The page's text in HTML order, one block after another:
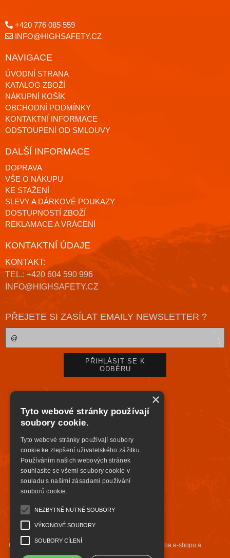
+420 776 085 559
INFO@HIGHSAFETY.CZ
NAVIGACE
ÚVODNÍ STRANA
KATALOG ZBOŽÍ
NÁKUPNÍ KOŠÍK
OBCHODNÍ PODMÍNKY
KONTAKTNÍ INFORMACE
ODSTOUPENÍ OD SMLOUVY
DALŠÍ INFORMACE
DOPRAVA
VŠE O NÁKUPU
KE STAŽENÍ
SLEVY A DÁRKOVÉ POUKAZY
DOSTUPNOSTÍ ZBOŽÍ
REKLAMACE A VRÁCENÍ
KONTAKTNÍ ÚDAJE
KONTAKT:
TEL.: +420 604 590 996
INFO@HIGHSAFETY.CZ
PŘEJETE SI ZASÍLAT EMAILY NEWSLETTER ?
Copyright © tvorba e-shopu a
×
Tyto webové stránky používají
soubory cookie.
Tyto webové stránky používají soubory
cookie ke zlepšení uživatelského zážitku.
Používáním našich webových stránek
souhlasíte se všemi soubory cookie v
souladu s našimi zásadami používání
souborů cookie.
NEZBYTNĚ NUTNÉ SOUBORY
VÝKONOVÉ SOUBORY
SOUBORY CÍLENÍ